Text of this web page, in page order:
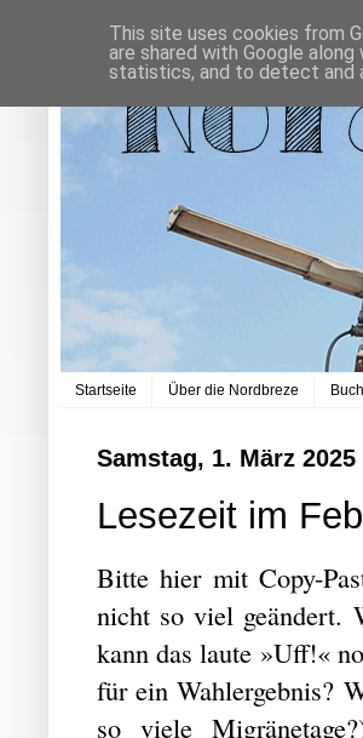
Startseite Über die Nordbreze
Samstag, 1. März 2025
Lesezeit im
Bitte hier mit Copy-
nicht so viel geändert.
kann das laute »Uff!«
für ein Wahlergebnis?
so viele
This site uses cookies from
are shared with Google
statistics, and to detect and